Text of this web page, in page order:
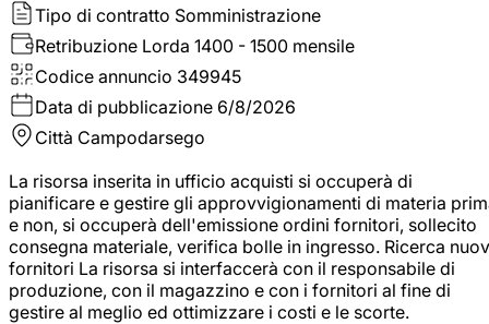
Tipo di contratto Somministrazione
Retribuzione Lorda 1400 - 1500 mensile
Codice annuncio 349945
Data di pubblicazione 6/8/2026
Città Campodarsego
La risorsa inserita in ufficio acquisti si occuperà di
pianificare e gestire gli approvvigionamenti di materia
e non, si occuperà dell'emissione ordini fornitori, sollecito
consegna materiale, verifica bolle in ingresso. Ricerca
fornitori La risorsa si interfaccerà con il responsabile di
produzione, con il magazzino e con i fornitori al fine di
gestire al meglio ed ottimizzare i costi e le scorte.